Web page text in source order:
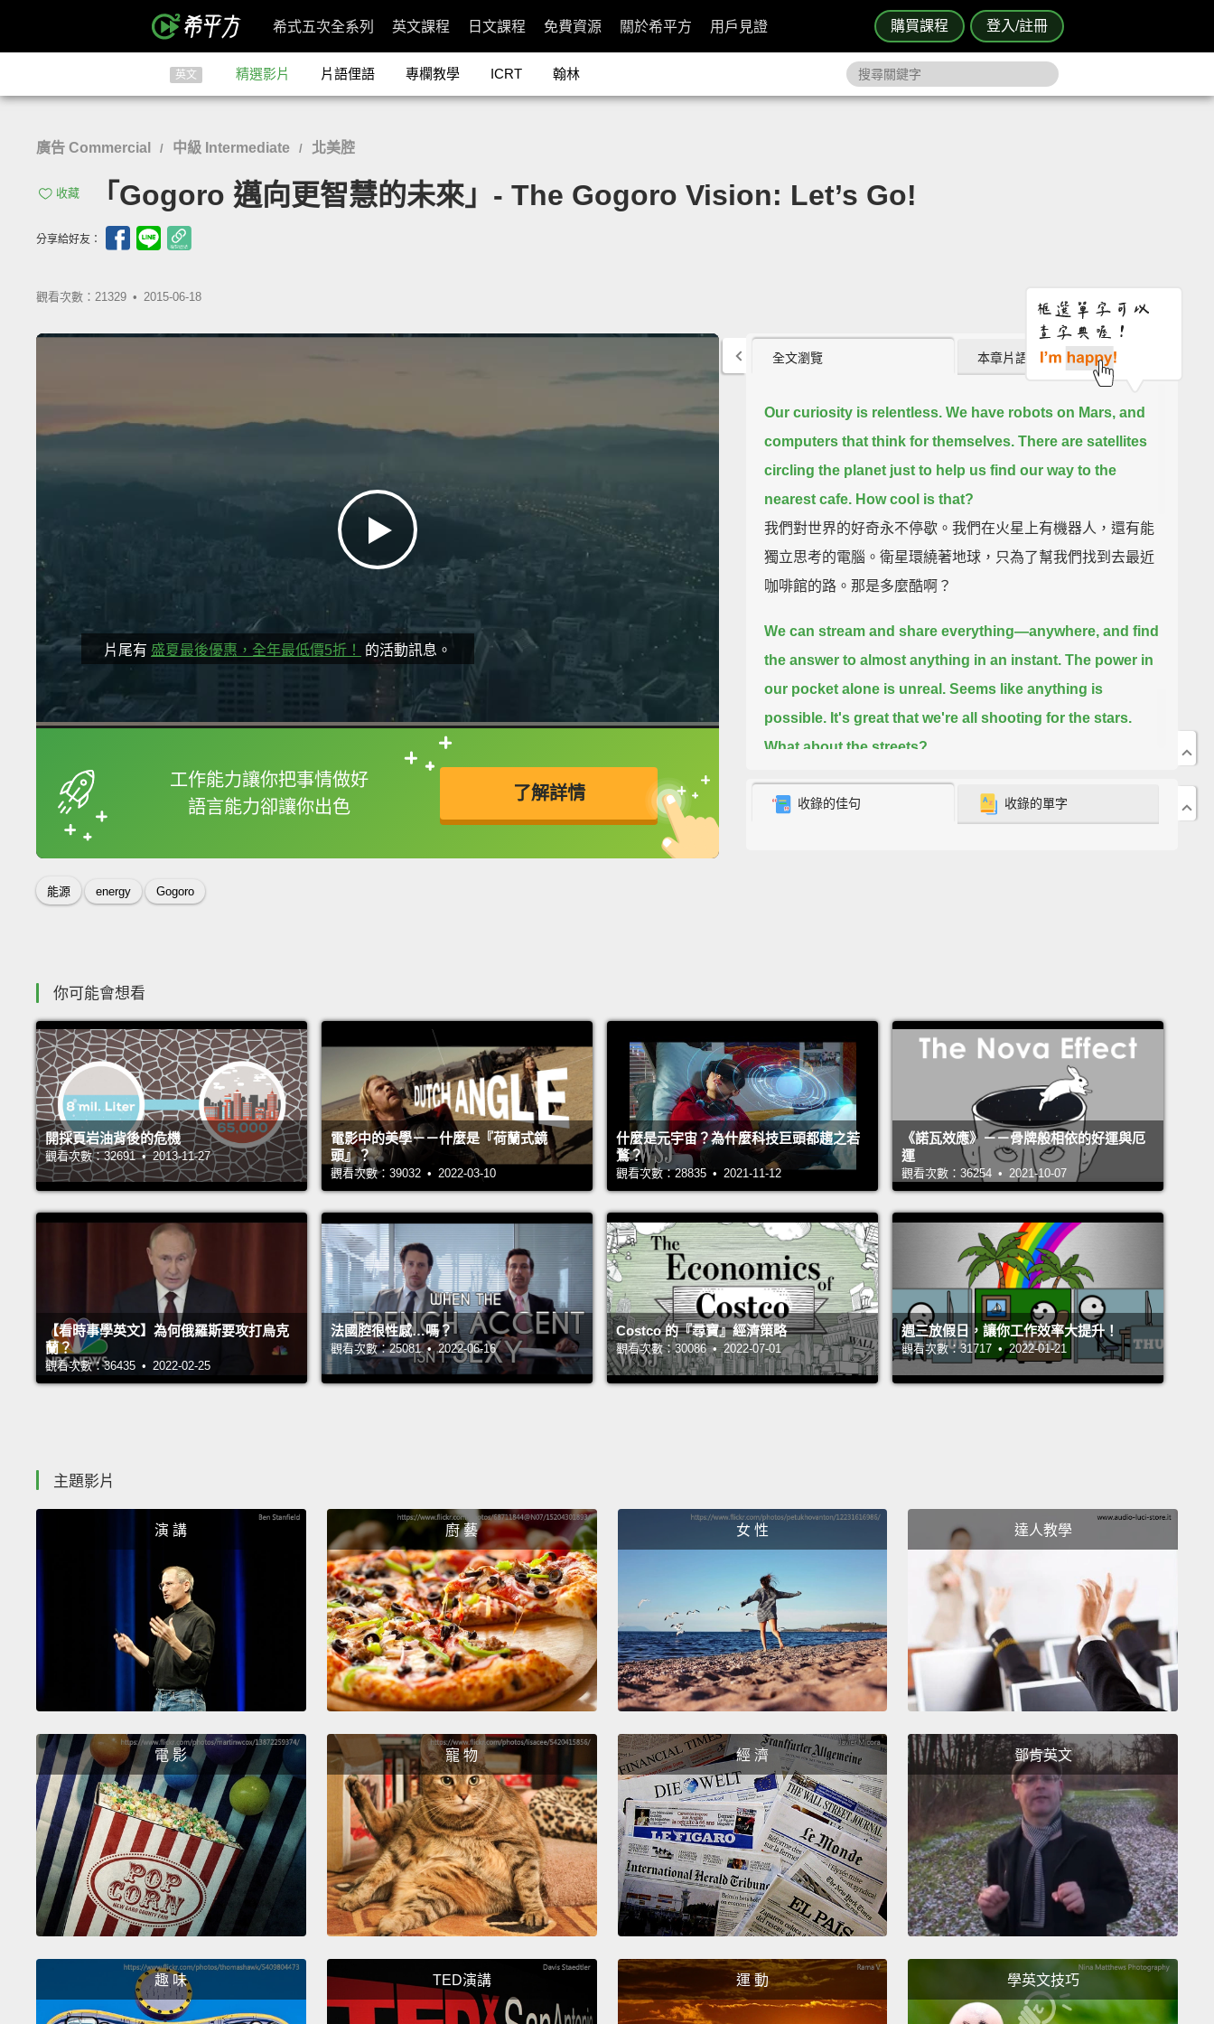
購買課程 登入/註冊
希式五次全系列 英文課程 日文課程 免費資源 關於希平方 用戶見證
英文 精選影片 片語俚語 專欄教學 ICRT 翰林
廣告 Commercial / 中級 Intermediate / 北美腔
收藏 「Gogoro 邁向更智慧的未來」- The Gogoro Vision: Let’s Go!
分享給好友：
觀看次數：21329 • 2015-06-18
片尾有 盛夏最後優惠，全年最低價5折！ 的活動訊息。
工作能力讓你把事情做好
語言能力卻讓你出色
了解詳情
框選或點兩下字幕可以直接查字典喔！
英
能源 energy Gogoro
全文瀏覽 本章片語 (0)
Our curiosity is relentless. We have robots on Mars, and
computers that think for themselves. There are satellites
circling the planet just to help us find our way to the
nearest cafe. How cool is that?
我們對世界的好奇永不停歇。我們在火星上有機器人，還有能
獨立思考的電腦。衛星環繞著地球，只為了幫我們找到去最近
咖啡館的路。那是多麼酷啊？
We can stream and share everything—anywhere, and find
the answer to almost anything in an instant. The power in
our pocket alone is unreal. Seems like anything is
possible. It's great that we're all shooting for the stars.
What about the streets?
乎任何事的解答。僅僅我們口袋裡的力量就超乎想像了。似乎
態就是這樣了嗎？更美好的一切...可能就在我們眼前。那我們
在等什麼呢？
We're innovators, inventors, designers, and dreamers,
with a relentless passion for better. We're Gogoro.
we're rethinking energy by putting power in the hands of
So together, we're all moving forward faster.
我們是創新者、發明家、設計師，還有夢想家，對追求更美好
的一切有著永不熄滅的熱情。我們是 Gogoro。我們藉由將力
量交付到每個人手中來重新思考能源的定義。同心合力，我們
全更快速地向前邁進。
Are you ready? Let's go!
你準備好了嗎？出發吧!
收錄的佳句 收錄的單字
你可能會想看
開採頁岩油背後的危機
觀看次數：32691 • 2013-11-27
電影中的美學－－什麼是『荷蘭式鏡
頭』？
觀看次數：39032 • 2022-03-10
什麼是元宇宙？為什麼科技巨頭都趨之若
鶩？
觀看次數：28835 • 2021-11-12
《諾瓦效應》－－骨牌般相依的好運與厄
運
觀看次數：36254 • 2021-10-07
【看時事學英文】為何俄羅斯要攻打烏克
蘭？
觀看次數：36435 • 2022-02-25
法國腔很性感…嗎？
觀看次數：25081 • 2022-06-16
Costco 的『尋寶』經濟策略
觀看次數：30086 • 2022-07-01
週三放假日，讓你工作效率大提升！
觀看次數：31717 • 2022-01-21
主題影片
演 講 廚 藝 女 性 達人教學
電 影 寵 物 經 濟 鄧肯英文
趣 味 TED演講 運 動 學英文技巧